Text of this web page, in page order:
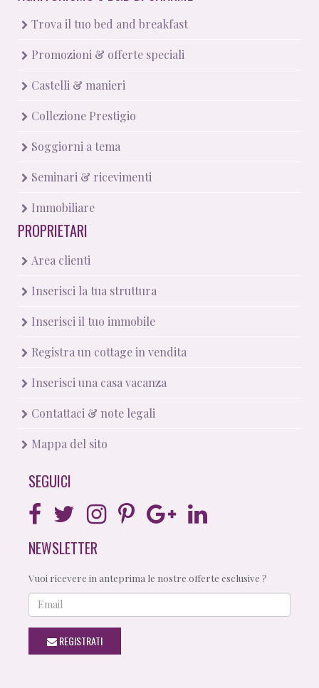
Trova il tuo bed and breakfast
Promozioni & offerte speciali
Castelli & manieri
Collezione Prestigio
Soggiorni a tema
Seminari & ricevimenti
Immobiliare
PROPRIETARI
Area clienti
Inserisci la tua struttura
Inserisci il tuo immobile
Registra un cottage in vendita
Inserisci una casa vacanza
Contattaci & note legali
Mappa del sito
SEGUICI
NEWSLETTER
Vuoi ricevere in anteprima le nostre offerte esclusive ?
Email
REGISTRATI